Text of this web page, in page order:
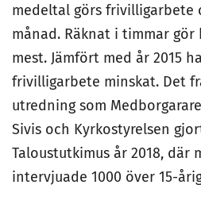
medeltal görs frivilligarbete
månad. Räknat i timmar gör
mest. Jämfört med år 2015
frivilligarbete minskat. Det
utredning som
Sivis och Kyrkostyrelsen
Taloustutkimus år 2018, där
intervjuade 1000 över 15-